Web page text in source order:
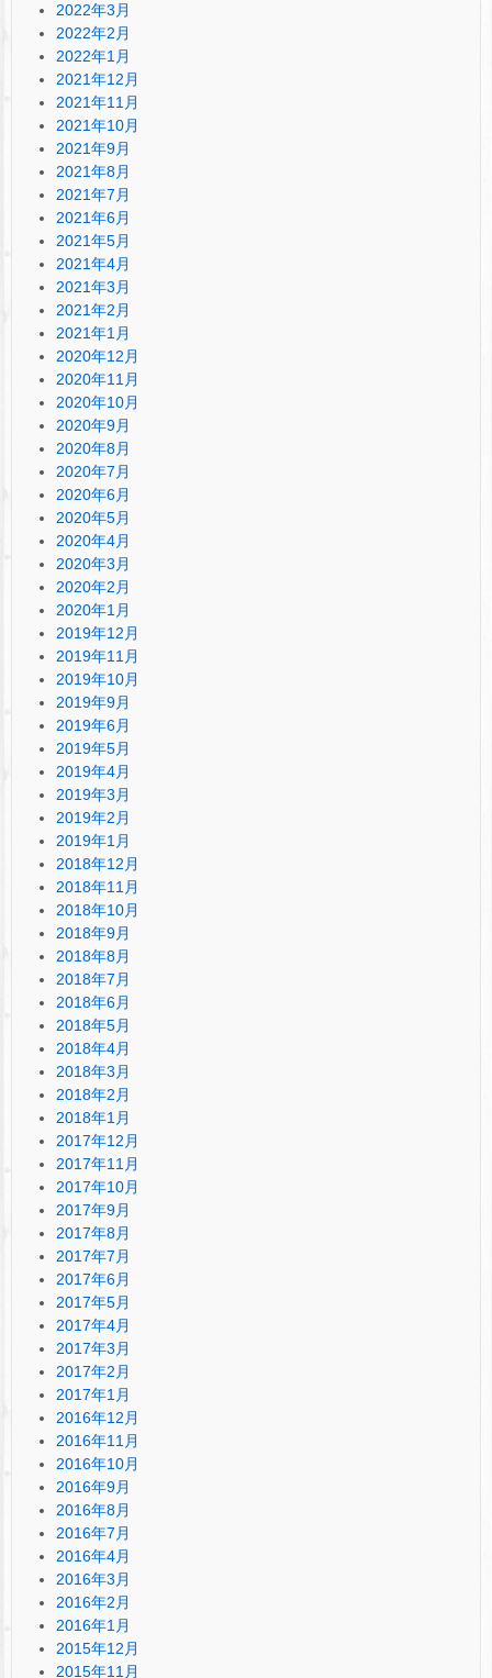
2022年3月
2022年2月
2022年1月
2021年12月
2021年11月
2021年10月
2021年9月
2021年8月
2021年7月
2021年6月
2021年5月
2021年4月
2021年3月
2021年2月
2021年1月
2020年12月
2020年11月
2020年10月
2020年9月
2020年8月
2020年7月
2020年6月
2020年5月
2020年4月
2020年3月
2020年2月
2020年1月
2019年12月
2019年11月
2019年10月
2019年9月
2019年6月
2019年5月
2019年4月
2019年3月
2019年2月
2019年1月
2018年12月
2018年11月
2018年10月
2018年9月
2018年8月
2018年7月
2018年6月
2018年5月
2018年4月
2018年3月
2018年2月
2018年1月
2017年12月
2017年11月
2017年10月
2017年9月
2017年8月
2017年7月
2017年6月
2017年5月
2017年4月
2017年3月
2017年2月
2017年1月
2016年12月
2016年11月
2016年10月
2016年9月
2016年8月
2016年7月
2016年4月
2016年3月
2016年2月
2016年1月
2015年12月
2015年11月